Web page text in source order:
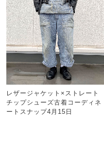
レザージャケット×ストレート
チップシューズ古着コーディネ
ートスナップ4月15日